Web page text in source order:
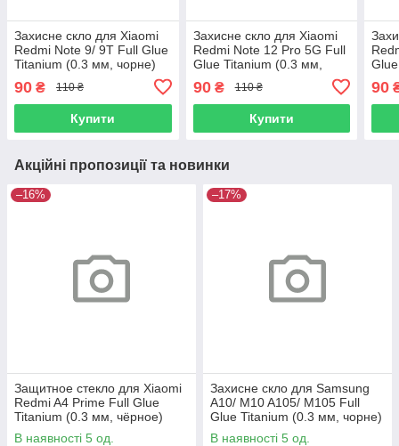
Захисне скло для Xiaomi
Redmi Note 9/ 9T Full Glue
Titanium (0.3 мм, чорне)
90 ₴ 110 ₴
Купити
Захисне скло для Xiaomi
Redmi Note 12 Pro 5G Full
Glue Titanium (0.3 мм,
90₴ 110 ₴
Купити
90
Акційні пропозиції та новинки
–16%
Защитное стекло для Xiaomi
Redmi A4 Prime Full Glue
Titanium (0.3 мм, чёрное)
Люкс
В наявності 5 од.
–17%
Захисне скло для Samsung
A10/ M10 A105/ M105 Full
Glue Titanium (0.3 мм, чорне)
Люкс
В наявності 5 од.